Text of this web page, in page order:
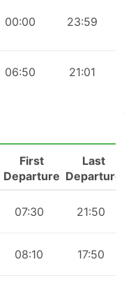
00:00 23:59
06:50 21:01
First
Departure
Last
Departure
07:30 21:50
08:10 17:50